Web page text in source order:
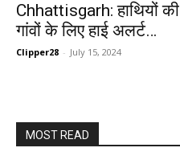
Chhattisgarh: हाथियों
गांवों के लिए हाई अलर्ट…
Clipper28 - July 15, 2024
MOST READ